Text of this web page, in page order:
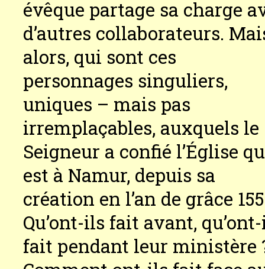
évêque partage sa charge
d’autres collaborateurs.
alors, qui sont ces
personnages singuliers,
uniques – mais pas
irremplaçables, auxquels le
Seigneur a confié l’Église
est à Namur, depuis sa
création en l’an de grâce
Qu’ont-ils fait avant,
fait pendant leur ministère